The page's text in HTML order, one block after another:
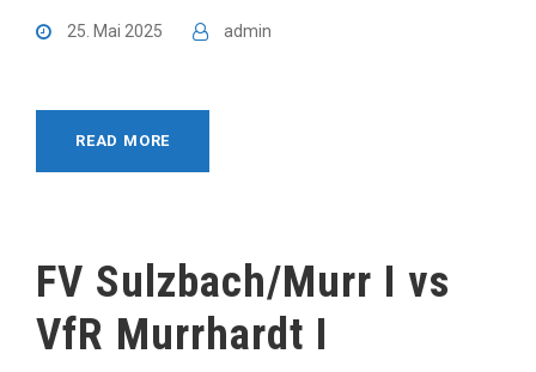
25. Mai 2025 admin
READ MORE
FV Sulzbach/Murr I vs
VfR Murrhardt I